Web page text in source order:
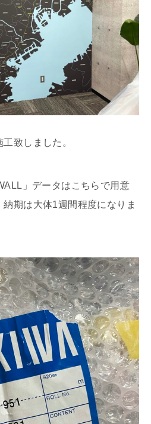
致しました。
」データはこちらで用意
期は大体1週間程度になりま